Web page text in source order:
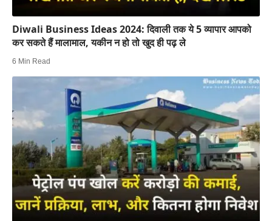
Diwali Business Ideas 2024: दिवाली तक ये 5 व्यापार आपको
कर सकते हैं मालामाल, यकीन न हो तो खुद ही पढ़ ले
6 Min Read